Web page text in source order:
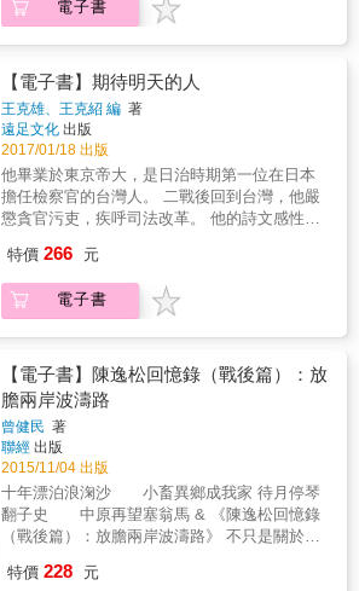
台灣歷史事件做為教育傳承般的撒下台灣漫談
種子。 ☆未來轉型正義的必經之路 一本匯集歷
發，《46：1949白色恐怖的濫觴》藉由漫畫形
式凝視過往錯誤、述說歷史事實、傳達台灣意
識，喚起過去的悲痛記憶，與新世代的歷史傳
承義務，並試圖在漫畫中隱喻著轉型正義的重
要性。 《46：1949白色恐怖的濫觴》絕對是認
識轉型正義、了解轉型正義、面對轉型正義的
入門最佳選擇。
片，完成責任追究與推動轉型正義的時代任
務。 本書特色 1.台灣近代史、二二八研究、口
事件理解架構，詳述始末、經過、結果與影
響。 3.完整討論、完整究責，追究二二八元
凶，轉型正義必讀。
「二二八名單」。在新聞、出版、文學、電
正盛、林毅夫、邱萬興、陳銘城、楊翠、鄭文
堂、盧世祥、薛化元、藍士博，各自舉證、引
用述說，企圖一塊塊拼出更完整清晰的時代受
難圖。 「二二八事件」，發生在一九四七年二
月二十八日，但全台各地的衝突，並非都集中
在二二八當日。除了官方統計的那些受害者，
此刻的社會，也充滿了無法證明自己受難事蹟
的直接與間接受害者。 & 任何人都可能是「名
單之外」的受害者之一。 & 而像鄭南榕，這樣
感受到二二八的禁忌與沉重。因此，在仍處戒
嚴時期的一九八七年二月，他與陳永興醫師、
李勝雄律師，成立「二二八和平日促進會」。
& 企圖掙脫「二二八」這數字的束縛，在全台
遊行演講，讓更多的受難者與家屬，從幽暗的
角落走出來，讓更多人瞭解這事件的始末，也
才有後來和平紀念的建碑或遺址&hellip;&hellip;
電子書
【電子書】期待明天的人
王克雄、王克紹 編 著
遠足文化 出版
2017/01/18 出版
他畢業於東京帝大，是日治時期第一位在日本
擔任檢察官的台灣人。 二戰後回到台灣，他嚴
懲貪官污吏，疾呼司法改革。 他的詩文感性動
事件中遇難，至今下落不明。 王育霖出生於日
治時期台南州，曾在日本和台灣擔任檢察官。
二二八事件爆發不久，3月14日下午，在家中遭
後，王育霖負笈日本，1944年自東京帝大畢
業，又以優異成績通過司法官高等考試，派任
「京都地方裁判所」，是日本第一位台籍檢察
官。金錢不是他所在乎的，「救台灣人離開艱
難處境，是我的理想&hellip;&hellip;」二戰期間
在日本，以檢察官身分護衛無數流離、飢餓的
台灣人度過險境。1946年返國，任新竹地院檢
察官。 戰後台灣物價飆漲，官商勾結、米糖走
私盛行，王育霖鐵腕偵辦，贏得媒體和民眾高
度喝采。但政治干預司法之嚴重，讓這位秉持
特價 266 元
電子書
【電子書】陳逸松回憶錄（戰後篇）：放
膽兩岸波濤路
曾健民 著
聯經 出版
2015/11/04 出版
十年漂泊浪淗沙 小畜異鄉成我家 待月停琴
翻子史 中原再望塞翁馬 & 《陳逸松回憶錄
（戰後篇）：放膽兩岸波濤路》 不只是關於陳
後歷程的時代史； 突破了兩岸分隔的歷史界
特價 228 元